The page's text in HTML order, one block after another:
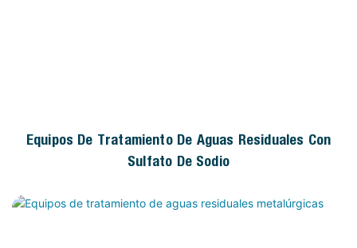
Equipos De Tratamiento De Aguas Residuales Con
Sulfato De Sodio